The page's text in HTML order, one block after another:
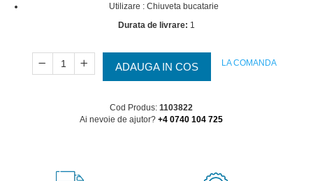
Utilizare : Chiuveta bucatarie
Durata de livrare: 1
ADAUGA IN COS LA COMANDA
Cod Produs: 1103822
Ai nevoie de ajutor? +4 0740 104 725